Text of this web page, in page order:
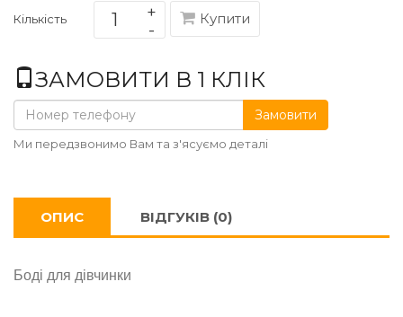
Кількість Купити
ЗАМОВИТИ В 1 КЛІК
Замовити
Ми передзвонимо Вам та з'ясуємо деталі
ОПИС ВІДГУКІВ (0)
Боді для дівчинки